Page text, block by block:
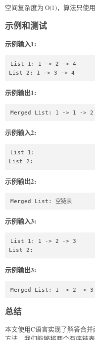
        current->next = l2;
    }
    ListNode* result = dummy->next;
    free(dummy);
}
    ListNode* current = head;
    while (current != NULL) {
        current = current->next;
    printf("\n");
}
int main() {
    ListNode* l1 = (ListNode*)malloc(sizeof(ListNode));
    node1->val = 2;
    l1->next = node1;
    node2->val = 4;
    node2->next = NULL;
    // 创建示例链表2: 1 -> 3 -> 4
    ListNode* l2 = (ListNode*)malloc(sizeof(ListNode));
    l2->val = 1;
空间复杂度为 O(1)，算法只使
示例和测试
示例输入1:
List 1: 1 -> 2 -> 4
List 2: 1 -> 3 -> 4
示例输出1:
Merged List: 1 -> 1 ->
示例输入2:
List 1:
List 2:
示例输出2:
Merged List: 空链表
示例输入3:
List 1: 1 -> 2 -> 3
List 2:
示例输出3:
Merged List: 1 -> 2 -> 3
总结
本文使用C语言实现了解答合